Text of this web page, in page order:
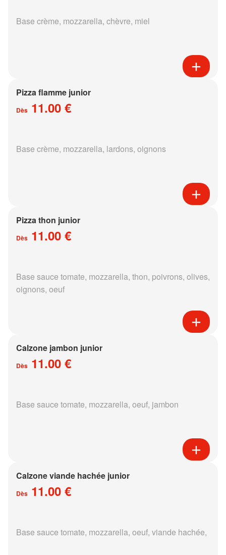
Base crème, mozzarella, chèvre, miel
Pizza flamme junior
Dès 11.00 €
Base crème, mozzarella, lardons, oignons
Pizza thon junior
Dès 11.00 €
Base sauce tomate, mozzarella, thon, poivrons, olives,
oignons, oeuf
Calzone jambon junior
Dès 11.00 €
Base sauce tomate, mozzarella, oeuf, jambon
Calzone viande hachée junior
Dès 11.00 €
Base sauce tomate, mozzarella, oeuf, viande hachée,